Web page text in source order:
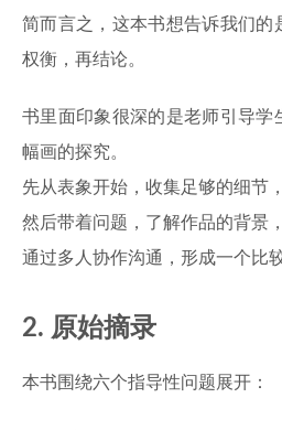
简而言之，这本书想告诉我们的
权衡，再结论。
书里面印象很深的是老师引导学
幅画的探究。
先从表象开始，收集足够的细节
然后带着问题，了解作品的背景
通过多人协作沟通，形成一个比
2. 原始摘录
本书围绕六个指导性问题展开：